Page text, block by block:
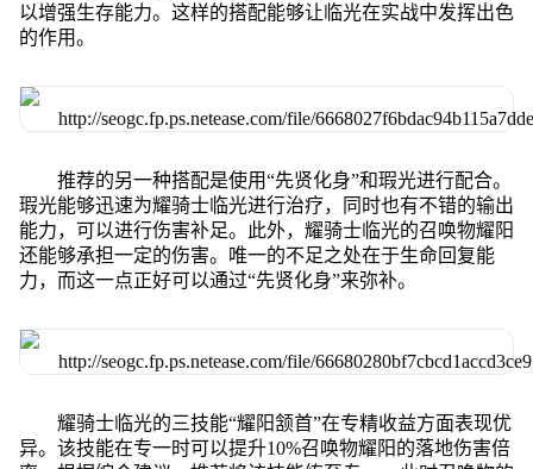
以增强生存能力。这样的搭配能够让临光在实战中发挥出色
的作用。
推荐的另一种搭配是使用“先贤化身”和瑕光进行配合。
瑕光能够迅速为耀骑士临光进行治疗，同时也有不错的输出
能力，可以进行伤害补足。此外，耀骑士临光的召唤物耀阳
还能够承担一定的伤害。唯一的不足之处在于生命回复能
力，而这一点正好可以通过“先贤化身”来弥补。
耀骑士临光的三技能“耀阳颔首”在专精收益方面表现优
异。该技能在专一时可以提升10%召唤物耀阳的落地伤害倍